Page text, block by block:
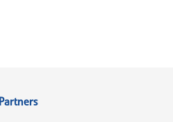
Partners